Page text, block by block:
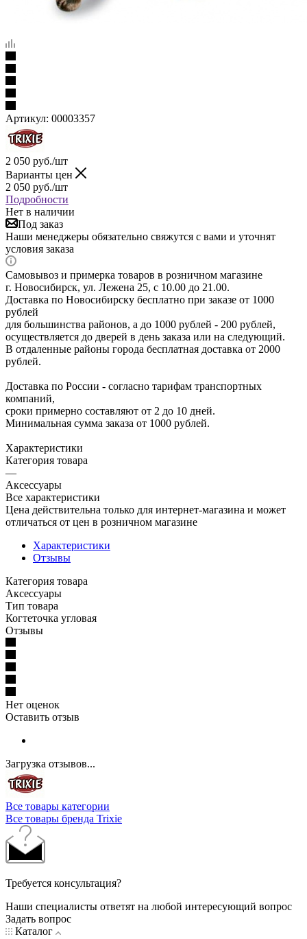
Артикул: 00003357
2 050 руб./шт
Варианты цен
2 050 руб./шт
Подробности
Нет в наличии
Под заказ
Наши менеджеры обязательно свяжутся с вами и уточнят
условия заказа
Самовывоз и примерка товаров в розничном магазине
г. Новосибирск, ул. Лежена 25, с 10.00 до 21.00.
Доставка по Новосибирску бесплатно при заказе от 1000
рублей
для большинства районов, а до 1000 рублей - 200 рублей,
осуществляется до дверей в день заказа или на следующий.
В отдаленные районы города бесплатная доставка от 2000
рублей.
Доставка по России - согласно тарифам транспортных
компаний,
сроки примерно составляют от 2 до 10 дней.
Минимальная сумма заказа от 1000 рублей.
Характеристики
Категория товара
—
Аксессуары
Все характеристики
Цена действительна только для интернет-магазина и может
отличаться от цен в розничном магазине
Характеристики
Отзывы
Категория товара
Аксессуары
Тип товара
Когтеточка угловая
Отзывы
Нет оценок
Оставить отзыв
Загрузка отзывов...
Все товары категории
Все товары бренда Trixie
Требуется консультация?
Наши специалисты ответят на любой интересующий вопрос
Задать вопрос
Каталог